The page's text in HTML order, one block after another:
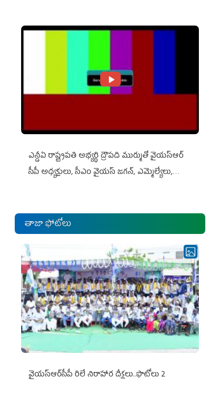
ఎన్డీఏ రాష్ట్ర‌ప‌తి అభ్య‌ర్థి ద్రౌప‌ది ముర్ముతో వైయ‌స్ఆర్
సీపీ అధ్య‌క్షులు, సీఎం వైయ‌స్ జ‌గ‌న్, ఎమ్మెల్యేలు,
తాజా ఫోటోలు
వైయ‌స్ఆర్‌సీపీ రిలే నిరాహార దీక్షలు..ఫొటోలు 2